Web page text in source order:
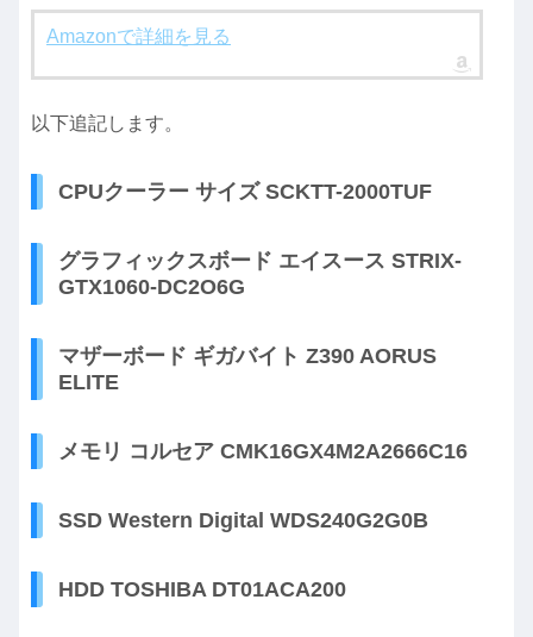
Amazonで詳細を見る
以下追記します。
CPUクーラー サイズ SCKTT-2000TUF
グラフィックスボード エイスース STRIX-
GTX1060-DC2O6G
マザーボード ギガバイト Z390 AORUS
ELITE
メモリ コルセア CMK16GX4M2A2666C16
SSD Western Digital WDS240G2G0B
HDD TOSHIBA DT01ACA200